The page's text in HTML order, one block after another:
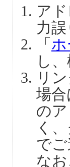
ア
力
「
し
リ
場
の
く
で
なお